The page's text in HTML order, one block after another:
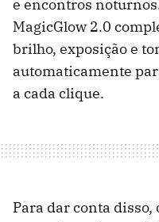
e encontros
MagicGlow 2.0
brilho, exposição e
automaticamente
a cada clique.
Para dar conta